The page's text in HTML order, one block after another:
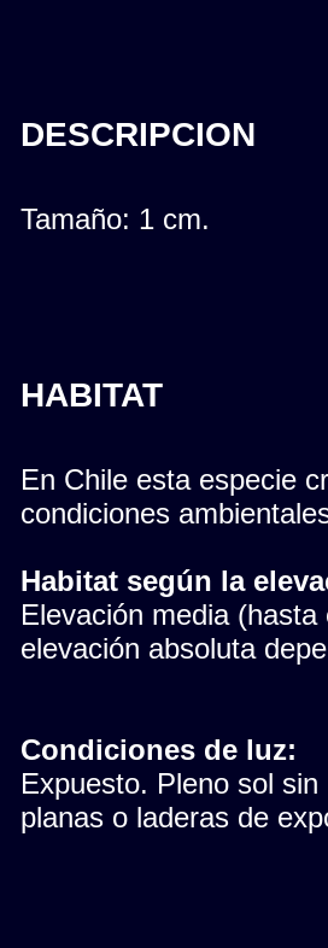
DESCRIPCION
Tamaño: 1 cm.
HABITAT
En Chile esta especie
condiciones
Habitat según la
Elevación media
elevación absoluta
Condiciones de luz:
Expuesto. Pleno sol
planas o laderas de